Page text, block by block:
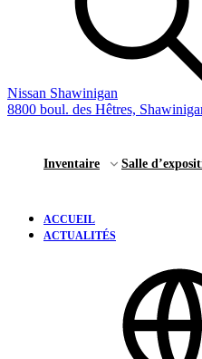
Nissan Shawinigan
8800 boul. des Hêtres,
Inventaire Salle
ACCUEIL
ACTUALITÉS